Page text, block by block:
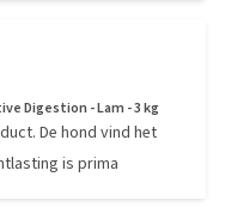
Digestion - Lam - 3 kg
De hond vind het
is prima